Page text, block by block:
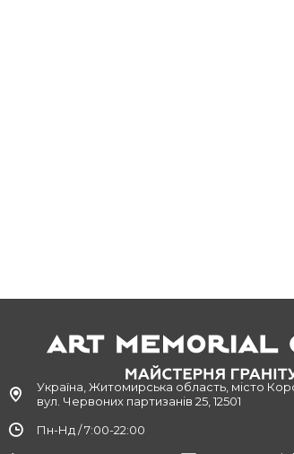
Україна, Житомирська область, місто
вул. Червоних партизанів 25, 12501
Пн-Нд / 7:00-22:00